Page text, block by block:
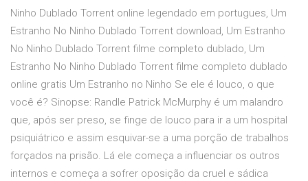
Ninho Dublado Torrent online legendado em portugues, Um
Estranho No Ninho Dublado Torrent download, Um Estranho
No Ninho Dublado Torrent filme completo dublado, Um
Estranho No Ninho Dublado Torrent filme completo dublado
online gratis Um Estranho no Ninho Se ele é louco, o que
você é? Sinopse: Randle Patrick McMurphy é um malandro
que, após ser preso, se finge de louco para ir a um hospital
psiquiátrico e assim esquivar-se a uma porção de trabalhos
forçados na prisão. Lá ele começa a influenciar os outros
internos e começa a sofrer oposição da cruel e sádica